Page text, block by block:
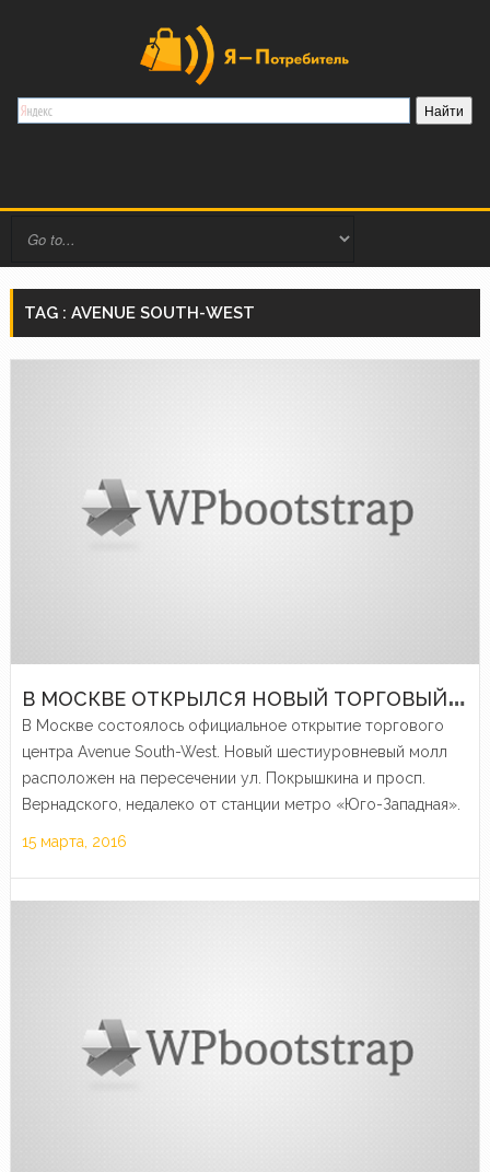
TAG : AVENUE SOUTH-WEST
В
МОСКВЕ ОТКРЫЛСЯ НОВЫЙ ТОРГОВЫЙ ЦЕНТР — AVENUE SOUTH-WEST
В Москве состоялось официальное открытие торгового
центра Avenue South-West. Новый шестиуровневый молл
расположен на пересечении ул. Покрышкина и просп.
Вернадского, недалеко от станции метро «Юго-Западная».
15 марта, 2016